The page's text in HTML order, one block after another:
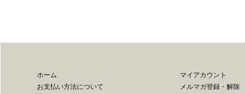
ホーム
お支払い方法について
マイアカウント
メルマガ登録・解除